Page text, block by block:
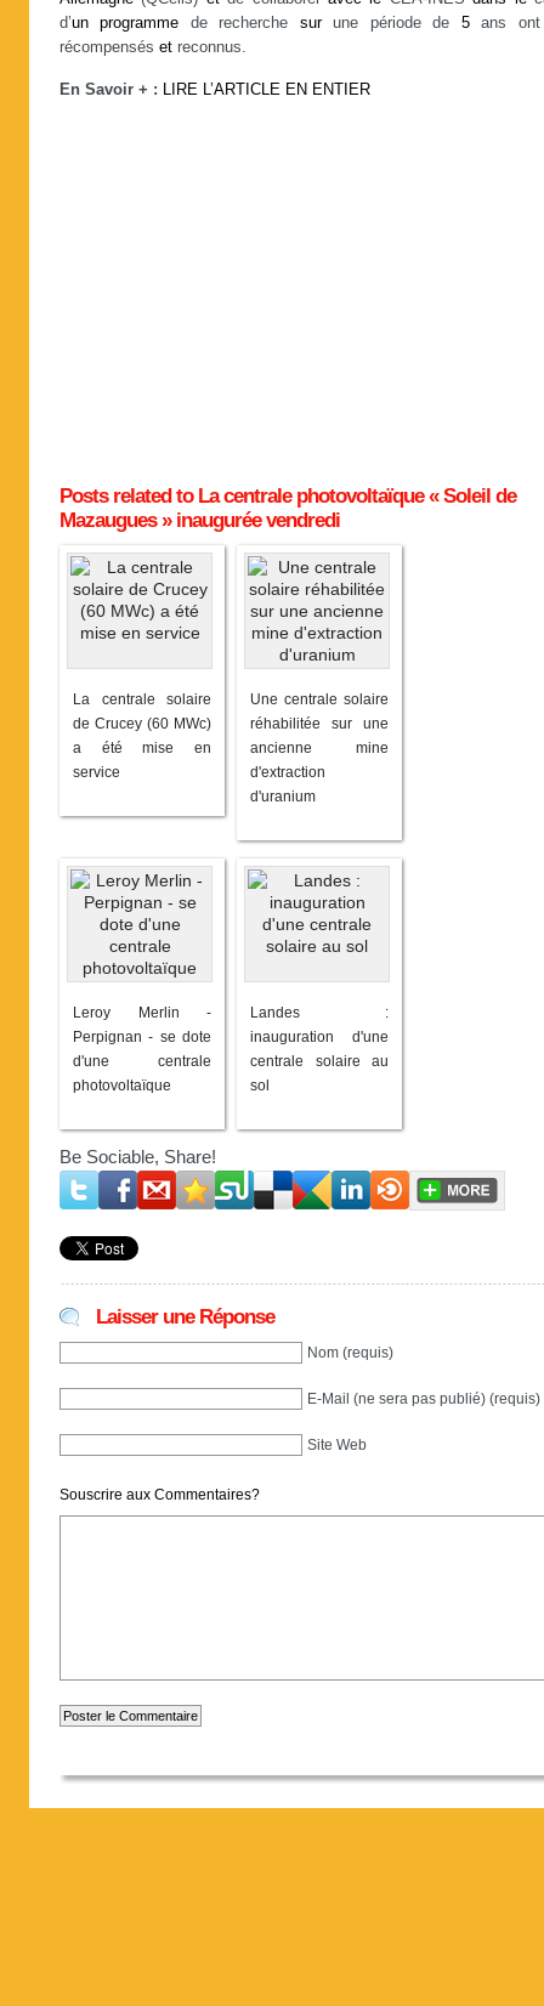
d’un programme de recherche surune période de 5ans ont
récompensés et reconnus.
En Savoir + : LIRE L’ARTICLE EN ENTIER
Posts related to La centrale photovoltaïque « Soleil de
Mazaugues » inaugurée vendredi
La centrale solaire
de Crucey (60 MWc)
a été mise en
service
Une centrale solaire
réhabilitée sur une
ancienne mine
d'extraction
d'uranium
Leroy Merlin -
Perpignan - se dote
d'une centrale
photovoltaïque
Landes :
inauguration d'une
centrale solaire au
sol
Be Sociable, Share!
Laisser une Réponse
Nom (requis)
E-Mail (ne sera pas publié) (requis)
Site Web
Souscrire aux Commentaires?